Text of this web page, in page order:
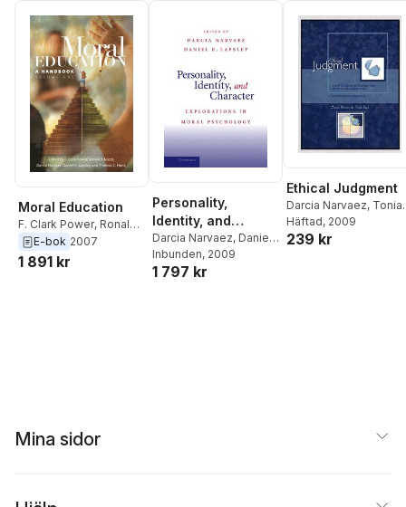
Moral Education
F. Clark Power, Ronald
J. Nuzzi, Darcia
Narvaez,Daniel K.
E-bok 2007
1 891 kr
Personality,
Identity, and
Character
Darcia Narvaez, Daniel
K. Lapsley
Inbunden, 2009
1 797 kr
Ethical Judgment
Darcia Narvaez, Tonia
Bock
Häftad, 2009
239 kr
Mina sidor